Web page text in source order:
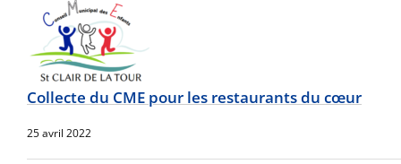
Collecte du CME pour les restaurants du cœur
25 avril 2022